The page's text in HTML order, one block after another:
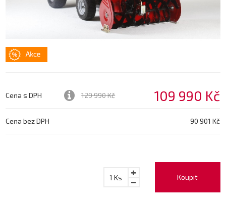
Cena s DPH 129 990 Kč 109 990 Kč
Cena bez DPH 90 901 Kč
Koupit
1 Ks